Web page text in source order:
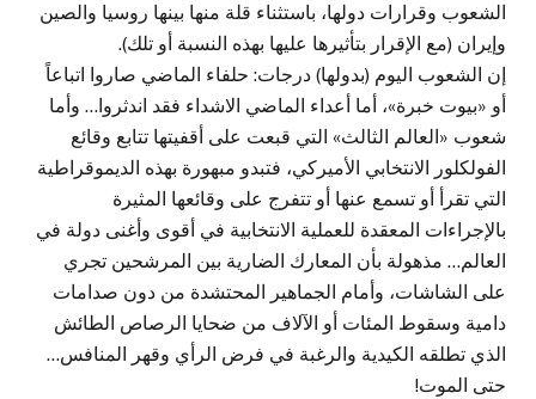
الشعوب وقرارات دولها، باستثناء قلة منها بينها روسيا والصين
وإيران (مع الإقرار بتأثيرها عليها بهذه النسبة أو تلك).
إن الشعوب اليوم (بدولها) درجات: حلفاء الماضي صاروا اتباعاً
أو «بيوت خبرة»، أما أعداء الماضي الاشداء فقد اندثروا… وأما
شعوب «العالم الثالث» التي قبعت على أقفيتها تتابع وقائع
الفولكلور الانتخابي الأميركي، فتبدو مبهورة بهذه الديموقراطية
التي تقرأ أو تسمع عنها أو تتفرج على وقائعها المثيرة
بالإجراءات المعقدة للعملية الانتخابية في أقوى وأغنى دولة في
العالم… مذهولة بأن المعارك الضارية بين المرشحين تجري
على الشاشات، وأمام الجماهير المحتشدة من دون صدامات
دامية وسقوط المئات أو الآلاف من ضحايا الرصاص الطائش
الذي تطلقه الكيدية والرغبة في فرض الرأي وقهر المنافس…
حتى الموت!